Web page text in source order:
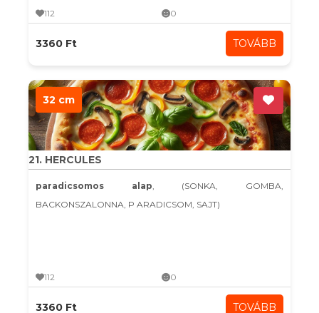
112 0
3360 Ft TOVÁBB
32 cm
21. HERCULES
paradicsomos alap, (SONKA, GOMBA,
BACKONSZALONNA, P ARADICSOM, SAJT)
112 0
3360 Ft TOVÁBB